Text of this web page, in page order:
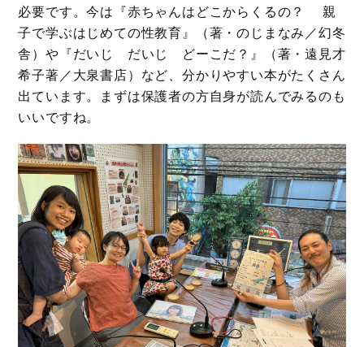
必要です。今は『赤ちゃんはどこからくるの？ 親
子で学ぶはじめての性教育』（著・のじまなみ／幻冬
舎）や『だいじ だいじ どーこだ？』（著・遠見才
希子著／大泉書店）など、分かりやすい本がたくさん
出ています。まずは保護者の方自身が読んでみるのも
いいですね。